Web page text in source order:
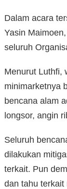
Dalam acara
Yasin
seluruh
Menurut Luthfi,
minimarketnya
bencana alam
longsor, angin
Seluruh
dilakukan
terkait. Pun
dan tahu